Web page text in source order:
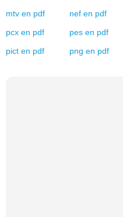
mtv en pdf nef en pdf
pcx en pdf pes en pdf
pict en pdf png en pdf